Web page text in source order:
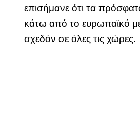
επισήμανε ότι τα
κάτω από το ευρωπαϊκό
σχεδόν σε όλες τις χώρες.